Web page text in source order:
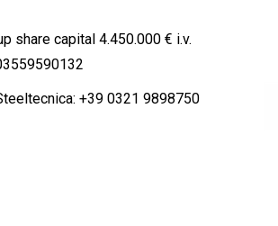
share capital 4.450.000 € i.v.
+39 0321 9898750